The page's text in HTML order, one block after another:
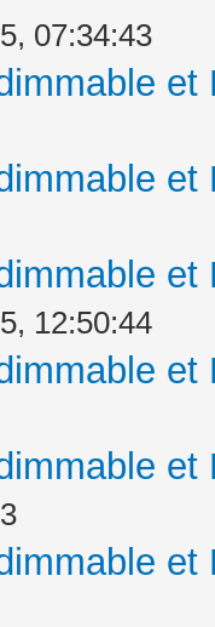
07:34:43
12:50:44